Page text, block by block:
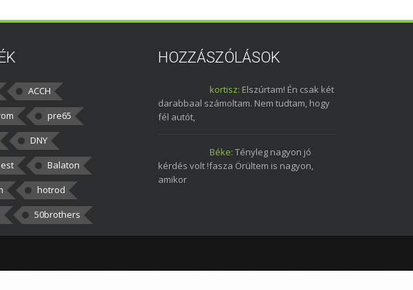
ACCH
pre65
DNY
Balaton
hotrod
50brothers
HOZZÁSZÓLÁSOK
kortisz: Elszúrtam! Én csak két
darabbaal számoltam. Nem tudtam, hogy
fél autót,
Béke: Tényleg nagyon jó
kérdés volt !fasza Örültem is nagyon,
amikor